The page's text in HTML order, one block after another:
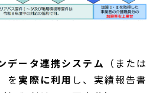
データ連携システム （または
を 実際に利用 し、実績報告書